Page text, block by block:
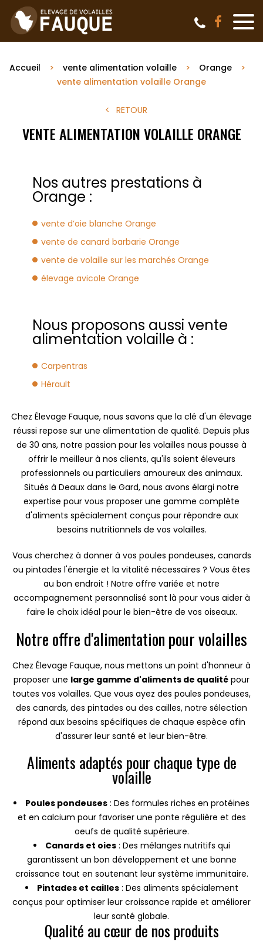
Accueil vente alimentation volaille
Orange
vente alimentation volaille Orange
RETOUR
VENTE ALIMENTATION VOLAILLE ORANGE
Nos autres prestations à
Orange :
vente d’oie blanche Orange
vente de canard barbarie Orange
vente de volaille sur les marchés Orange
élevage avicole Orange
Nous proposons aussi vente
alimentation volaille à :
Carpentras
Hérault
Chez Élevage Fauque, nous savons que la clé d'un élevage
réussi repose sur une alimentation de qualité. Depuis plus
de 30 ans, notre passion pour les volailles nous pousse à
offrir le meilleur à nos clients, qu'ils soient éleveurs
professionnels ou particuliers amoureux des animaux.
Situés à Deaux dans le Gard, nous avons élargi notre
expertise pour vous proposer une gamme complète
d'aliments spécialement conçus pour répondre aux
besoins nutritionnels de vos volailles.
Vous cherchez à donner à vos poules pondeuses, canards
ou pintades l'énergie et la vitalité nécessaires ? Vous êtes
au bon endroit ! Notre offre variée et notre
accompagnement personnalisé sont là pour vous aider à
faire le choix idéal pour le bien-être de vos oiseaux.
Notre offre d'alimentation pour volailles
Chez Élevage Fauque, nous mettons un point d'honneur à
proposer une large gamme d'aliments de qualité pour
toutes vos volailles. Que vous ayez des poules pondeuses,
des canards, des pintades ou des cailles, notre sélection
répond aux besoins spécifiques de chaque espèce afin
d'assurer leur santé et leur bien-être.
Aliments adaptés pour chaque type de
volaille
Poules pondeuses : Des formules riches en protéines
et en calcium pour favoriser une ponte régulière et des
oeufs de qualité supérieure.
Canards et oies: Des mélanges nutritifs qui
garantissent un bon développement et une bonne
croissance tout en soutenant leur système immunitaire.
Pintades et cailles: Des aliments spécialement
conçus pour optimiser leur croissance rapide et améliorer
leur santé globale.
Qualité au cœur de nos produits